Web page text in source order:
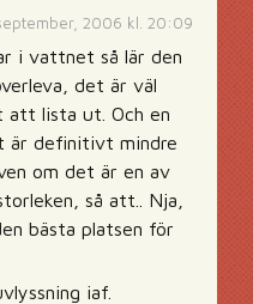
2006 kl. 20:09
i vattnet så lär den
det är väl
att lista ut. Och en
är definitivt mindre
om det är en av
så att.. Nja,
bästa platsen för
iaf.